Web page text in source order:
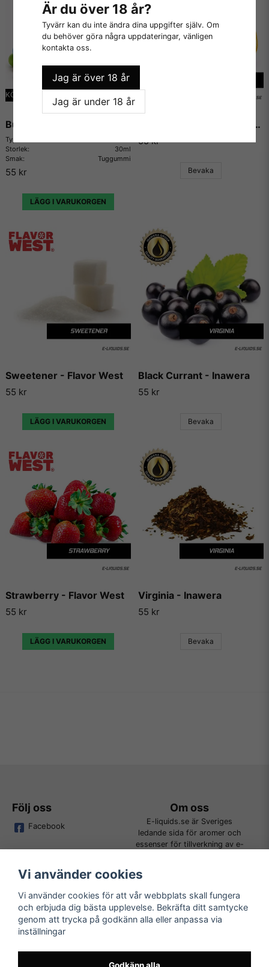
KÖP MER - BETALA MINDRE
Typ:
Storlek:
30ml
Smak:
Tuggummi
55 kr
LÄGG I VARUKORGEN
Orange (Natural) - Flavor West
55 kr
Bevaka
Sweetener - Flavor West
55 kr
LÄGG I VARUKORGEN
Black Currant - Inawera
55 kr
Bevaka
Strawberry - Flavor West
55 kr
LÄGG I VARUKORGEN
Virginia - Inawera
55 kr
Bevaka
- Socker
- Kalorier
- Sötningsmedel
- Konserveringsmedel
- Kaliumsorbat
- Majs, jordnötter eller gluten
- Animaliska produkter
E-Liquids.se
Mom & Pop och kunna erbjuda våra kunder några av de
absolut mest köpta och framförallt godaste aromerna och
essenserna som finns på marknaden.
Mom & Pop har gjort sig kända över hela världen för sina
aromer och essenser och används idag både till matlagning,
bakning och till e-juicer för e-cigaretter. Aromerna beskrivs
av många som det bästa på marknaden för att det smakar
mycket, utan att smaka kemikaliskt.
Ofta beskrivs Mom & Pops smaker som betydligt mer fylliga i
därför också snabbt blivit populära bland vape-användare
Mom & Pops högsta betyg gång på gång, eftersom de
levererar varje gång de skapar en ny arom och essens, och
Vill du ha tips på blandningar och recept som du kan
använda dessa aromer till, så finns det en hel uppsjö av
hemsidor som enbart har dedikerat sig till att låta användare
lägga ut sina egna e-juice recept. Vi väljer dock att inte länka
vidare till några sådana recept då vi inte vill rekommendera
något recept på en e-juice vi själva inte har kunnat testa.
Är du över 18 år?
Tyvärr kan du inte ändra dina uppgifter själv. Om
du behöver göra några uppdateringar, vänligen
kontakta oss.
Jag är över 18 år
Jag är under 18 år
Följ oss
Facebook
Om oss
E-liquids.se är Sveriges
ledande sida för aromer och
essenser för tillverkning av e-
Kundtjänst
Tveka inte att kontakta oss på
order@e-liquids.se om du har
några frågor, funderingar eller
önskemål om produkter!
Läs mer
Vi använder cookies
Vi använder cookies för att vår webbplats skall fungera
och erbjuda dig bästa upplevelse. Bekräfta ditt samtycke
genom att trycka på godkänn alla eller anpassa via
inställningar
Godkänn alla